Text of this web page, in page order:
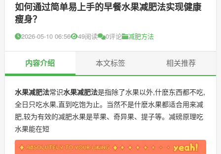
如何通过简单易上手的早餐水果减肥法实现健康
瘦身？
2026-05-10 06:56 49阅读 0评论 减肥方法
内容介绍 本文标签 相关推荐
水果减肥法常识水果减肥法是指除了水果以外,什麽东西都不吃,
全日只吃水果,直到吃饱为止。当然不是什麽水果都适合用来减
肥,较为有效的减肥水果是苹果、奇异果、提子等。减磅原理吃
水果能在短